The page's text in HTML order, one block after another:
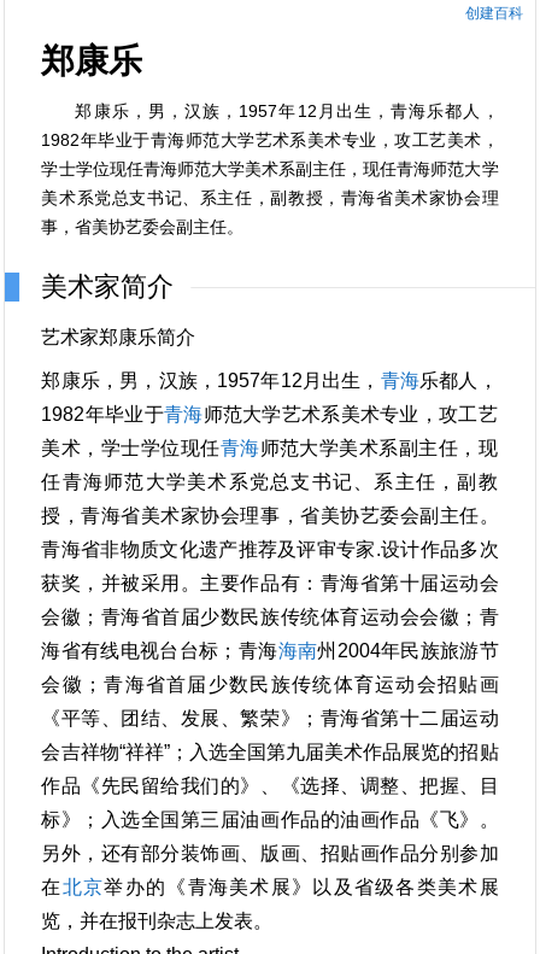
创建百科
郑康乐
郑康乐，男，汉族，1957年12月出生，青海乐都人，
1982年毕业于青海师范大学艺术系美术专业，攻工艺美术，
学士学位现任青海师范大学美术系副主任，现任青海师范大学
美术系党总支书记、系主任，副教授，青海省美术家协会理
事，省美协艺委会副主任。
美术家简介
艺术家郑康乐简介
郑康乐，男，汉族，1957年12月出生， 青海乐都人，
1982年毕业于青海师范大学艺术系美术专业，攻工艺
美术，学士学位现任青海师范大学美术系副主任，现
任青海师范大学美术系党总支书记、系主任，副教
授，青海省美术家协会理事，省美协艺委会副主任。
青海省非物质文化遗产推荐及评审专家.设计作品多次
获奖，并被采用。主要作品有：青海省第十届运动会
会徽；青海省首届少数民族传统体育运动会会徽；青
海省有线电视台台标；青海海南州2004年民族旅游节
会徽；青海省首届少数民族传统体育运动会招贴画
《平等、团结、发展、繁荣》；青海省第十二届运动
会吉祥物“祥祥”；入选全国第九届美术作品展览的招贴
作品《先民留给我们的》、《选择、调整、把握、目
标》；入选全国第三届油画作品的油画作品《飞》。
另外，还有部分装饰画、版画、招贴画作品分别参加
在北京举办的《青海美术展》以及省级各类美术展
览，并在报刊杂志上发表。